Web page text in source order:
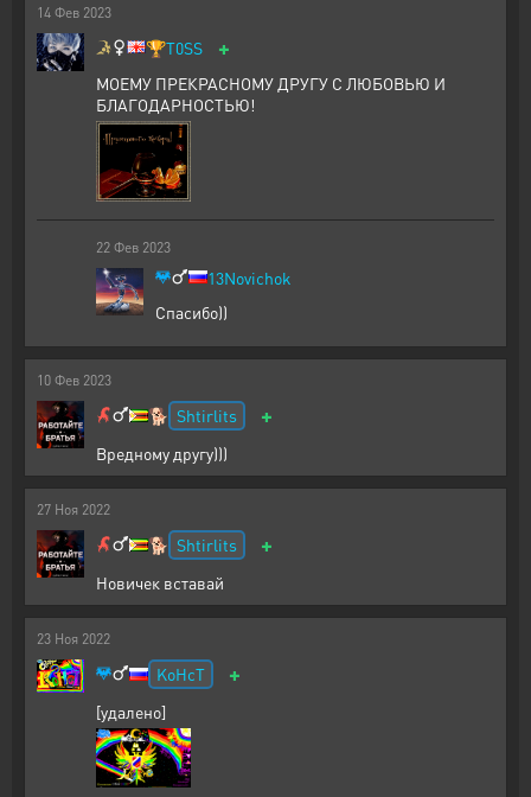
14 Фев 2023
🏆T0SS +
МОЕМУ ПРЕКРАСНОМУ ДРУГУ С ЛЮБОВЬЮ И
БЛАГОДАРНОСТЬЮ!
22 Фев 2023
13Novichok
Спасибо))
10 Фев 2023
🐕 Shtirlits +
Вредному другу)))
27 Ноя 2022
🐕 Shtirlits +
Новичек вставай
23 Ноя 2022
KoHcT +
[удалено]